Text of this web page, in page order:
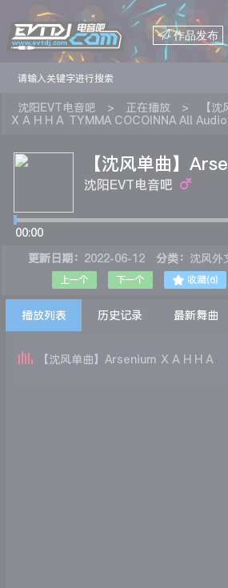
作品发布
沈阳EVT电音吧 > 正在播放 >
【
ХАННА TYMMA COCOINNA All Audio
【沈风单曲】
ХАННА
沈阳EVT电音吧
00:00
更新日期： 2022-06-12 分类： 沈风外
上一个 下一个  收藏(6)
播放列表 历史记录 最新舞曲
【沈风单曲】Arsenium ХАННА